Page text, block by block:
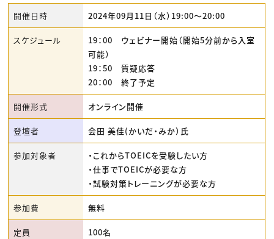
開催日時 2024年09月11日（水）19:00〜20:00
スケジュール
19：00 ウェビナー開始（開始5分前から入室
可能）
19：50 質疑応答
20：00 終了予定
開催形式 オンライン開催
登壇者 会田 美佳(かいだ・みか）氏
参加対象者
・これからTOEICを受験したい方
・仕事でTOEICが必要な方
・試験対策トレーニングが必要な方
参加費 無料
定員 100名